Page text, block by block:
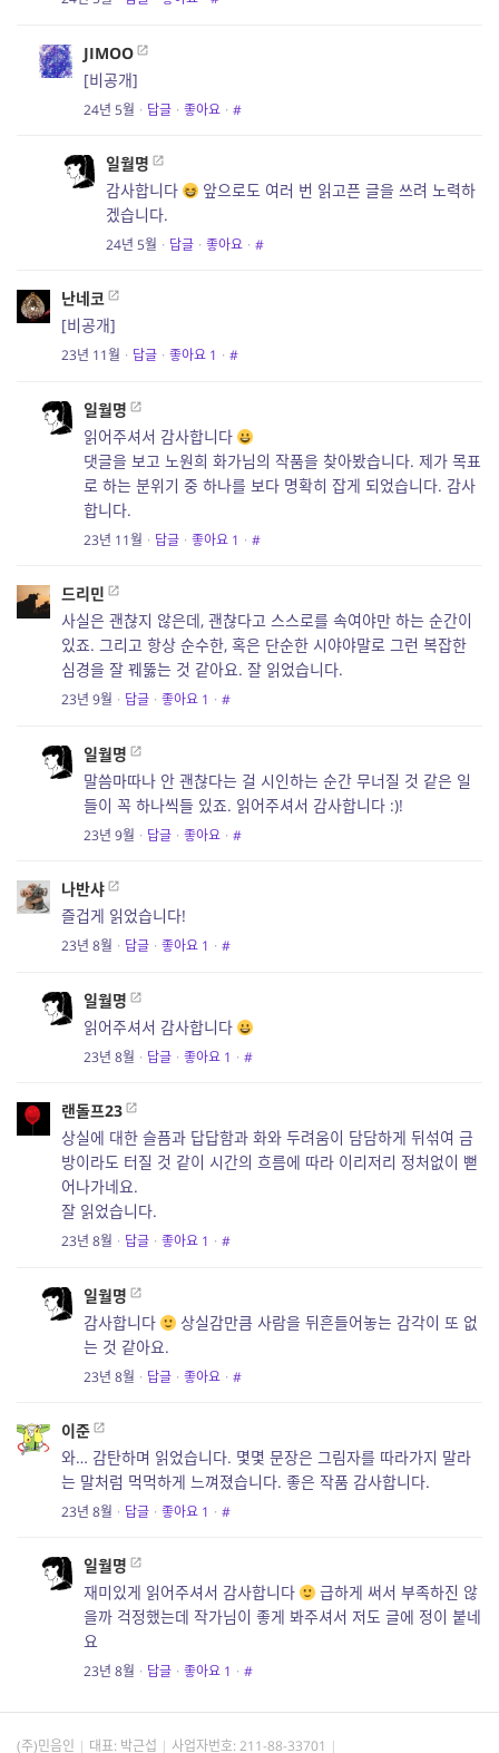
JIMOO
[비공개]
24년 5월 · 답글 · 좋아요 · #
일월명
감사합니다
앞으로도 여러 번 읽고픈 글을 쓰려 노력하
겠습니다.
24년 5월 · 답글 · 좋아요 · #
난네코
[비공개]
23년 11월 · 답글 · 좋아요 1 · #
일월명
읽어주셔서 감사합니다
댓글을 보고 노원희 화가님의 작품을 찾아봤습니다. 제가 목표
로 하는 분위기 중 하나를 보다 명확히 잡게 되었습니다. 감사
합니다.
23년 11월 · 답글 · 좋아요 1 · #
드리민
사실은 괜찮지 않은데, 괜찮다고 스스로를 속여야만 하는 순간이
있죠. 그리고 항상 순수한, 혹은 단순한 시야야말로 그런 복잡한
심경을 잘 꿰뚫는 것 같아요. 잘 읽었습니다.
23년 9월 · 답글 · 좋아요 1 · #
일월명
말씀마따나 안 괜찮다는 걸 시인하는 순간 무너질 것 같은 일
들이 꼭 하나씩들 있죠. 읽어주셔서 감사합니다 :)!
23년 9월 · 답글 · 좋아요 · #
나반샤
즐겁게 읽었습니다!
23년 8월 · 답글 · 좋아요 1 · #
일월명
읽어주셔서 감사합니다
23년 8월 · 답글 · 좋아요 1 · #
랜돌프23
상실에 대한 슬픔과 답답함과 화와 두려움이 담담하게 뒤섞여 금
방이라도 터질 것 같이 시간의 흐름에 따라 이리저리 정처없이 뻗
어나가네요.
잘 읽었습니다.
23년 8월 · 답글 · 좋아요 1 · #
일월명
감사합니다
상실감만큼 사람을 뒤흔들어놓는 감각이 또 없
는 것 같아요.
23년 8월 · 답글 · 좋아요 · #
이준
와… 감탄하며 읽었습니다. 몇몇 문장은 그림자를 따라가지 말라
는 말처럼 먹먹하게 느껴졌습니다. 좋은 작품 감사합니다.
23년 8월 · 답글 · 좋아요 1 · #
일월명
재미있게 읽어주셔서 감사합니다
급하게 써서 부족하진 않
을까 걱정했는데 작가님이 좋게 봐주셔서 저도 글에 정이 붙네
요
23년 8월 · 답글 · 좋아요 1 · #
(주)민음인 대표: 박근섭 사업자번호: 211-88-33701